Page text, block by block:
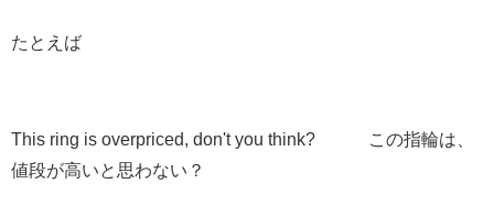
たとえば
This ring is overpriced, don't you think? この指輪は、
値段が高いと 思わない？